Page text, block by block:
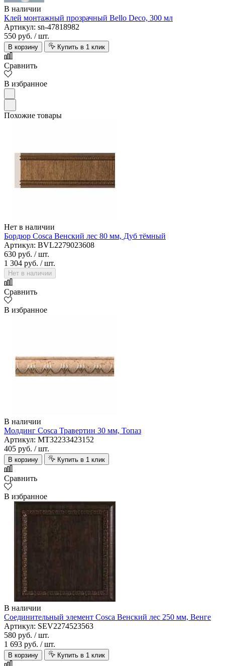
В наличии
Клей монтажный прозрачный Bello Deco, 300 мл
Артикул: sn-47818982
550 руб. / шт.
В корзину Купить в 1 клик
Сравнить
В избранное
Похожие товары
Нет в наличии
Бордюр Cosca Венский лес 80 мм, Дуб тёмный
Артикул: BVL2279023608
630 руб. / шт.
1 304 руб. / шт.
Нет в наличии
Сравнить
В избранное
В наличии
Молдинг Cosca Травертин 30 мм, Топаз
Артикул: MT32233423152
405 руб. / шт.
В корзину Купить в 1 клик
Сравнить
В избранное
В наличии
Соединительный элемент Cosca Венский лес 250 мм, Венге
Артикул: SEV2274523563
580 руб. / шт.
1 693 руб. / шт.
В корзину Купить в 1 клик